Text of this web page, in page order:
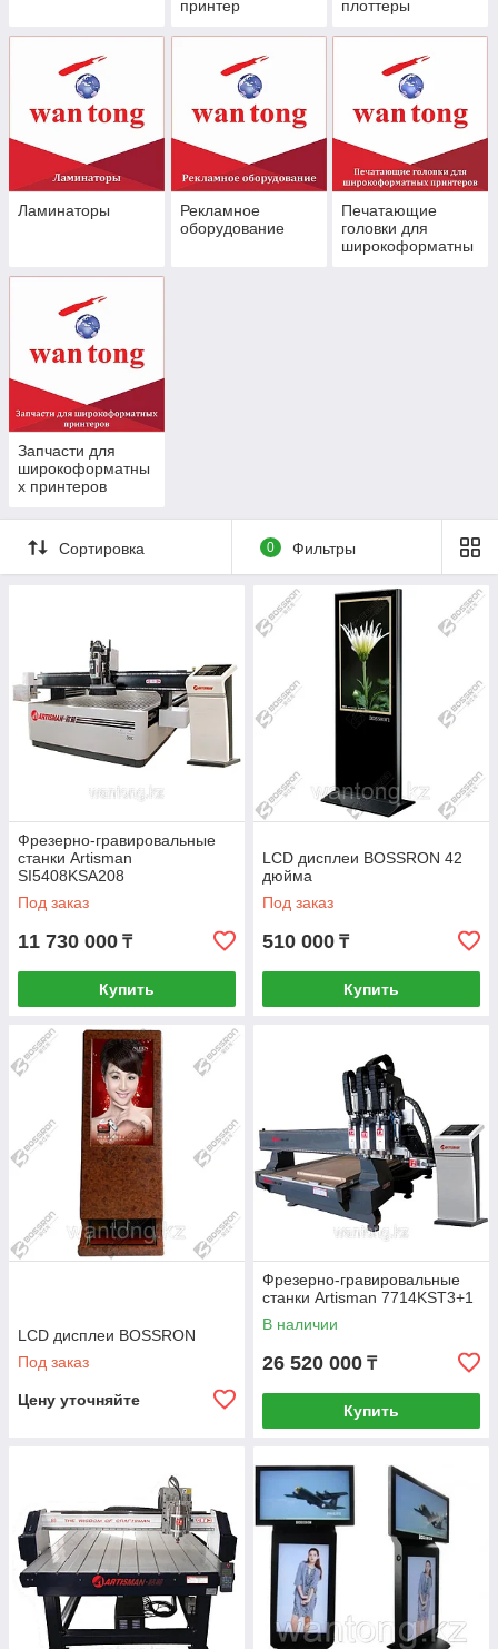
принтер плоттеры
Ламинаторы
Рекламное
оборудование
Печатающие
головки для
широкоформатны
Запчасти для
широкоформатны
х принтеров
Сортировка 0 Фильтры
Фрезерно-гравировальные
станки Artisman
SI5408KSA208
Под заказ
11 730 000 ₸
Купить
LCD дисплеи BOSSRON 42
дюйма
Под заказ
510 000 ₸
Купить
LCD дисплеи BOSSRON
Под заказ
Цену уточняйте
Фрезерно-гравировальные
станки Artisman 7714KST3+1
В наличии
26 520 000 ₸
Купить